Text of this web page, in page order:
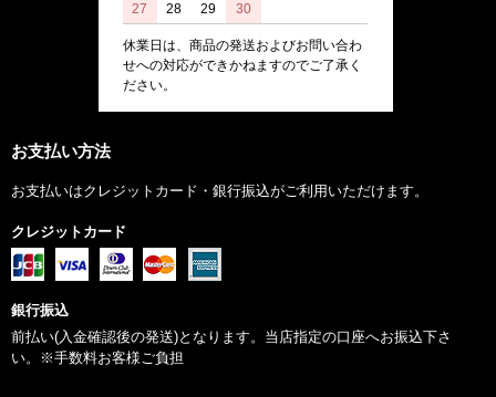
27
28 29 30
休業日は、商品の発送およびお問い合わ
せへの対応ができかねますのでご了承く
ださい。
お支払い方法
お支払いはクレジットカード・銀行振込がご利用いただけます。
クレジットカード
銀行振込
前払い(入金確認後の発送)となります。当店指定の口座へお振込下さ
い。※手数料お客様ご負担